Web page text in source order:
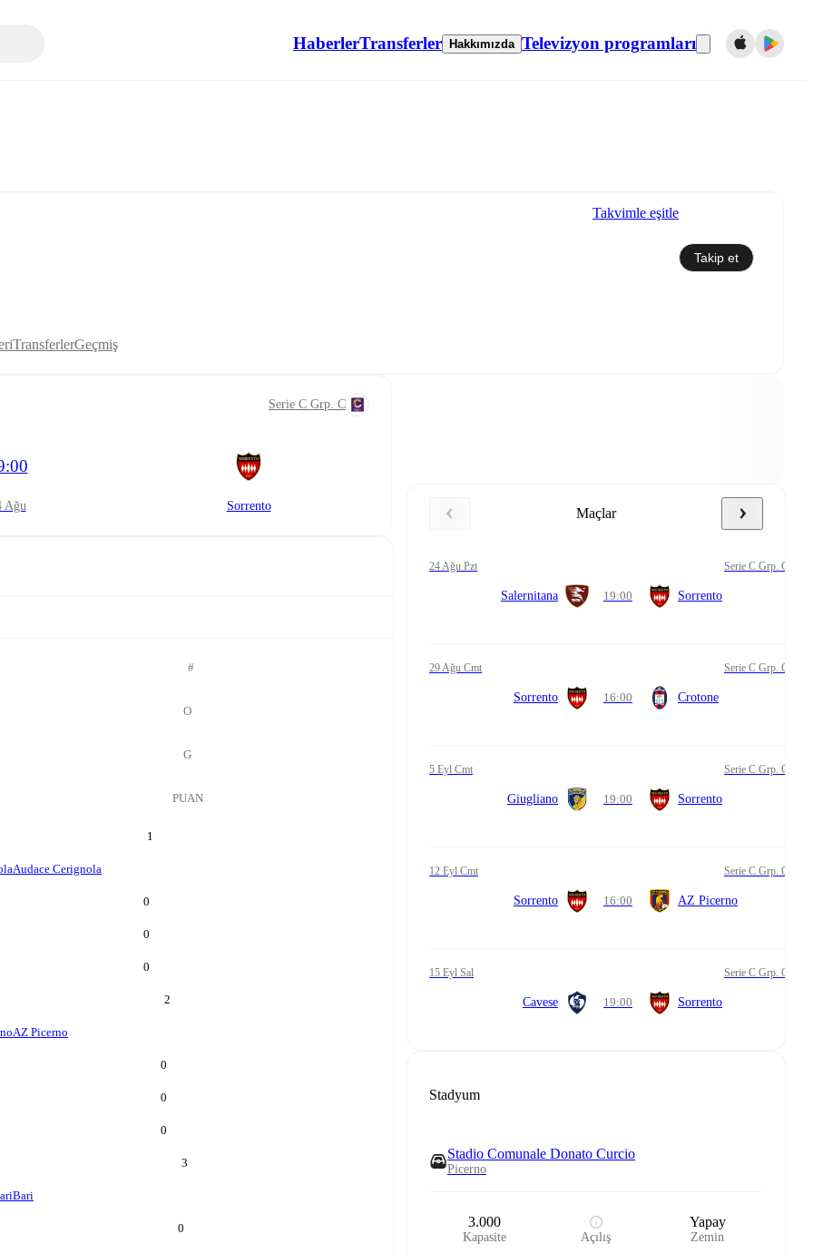
HaberlerTransferler Hakkımızda Televizyon programları
Takvimle eşitle
Takip et
TransferlerGeçmiş
Serie C Grp. C
Ağu Sorrento
#
O
G
PUAN
1
Audace Cerignola
0
0
0
2
AZ Picerno
0
0
0
3
Bari
0
Maçlar
24 Ağu Pzt Serie C Grp. C
Salernitana 19:00 Sorrento
29 Ağu Cmt Serie C Grp. C
Sorrento 16:00 Crotone
5 Eyl Cmt Serie C Grp. C
Giugliano 19:00 Sorrento
12 Eyl Cmt Serie C Grp. C
Sorrento 16:00 AZ Picerno
15 Eyl Sal Serie C Grp. C
Cavese 19:00 Sorrento
Stadyum
Stadio Comunale Donato Curcio
Picerno
3.000
Kapasite Açılış
Yapay
Zemin